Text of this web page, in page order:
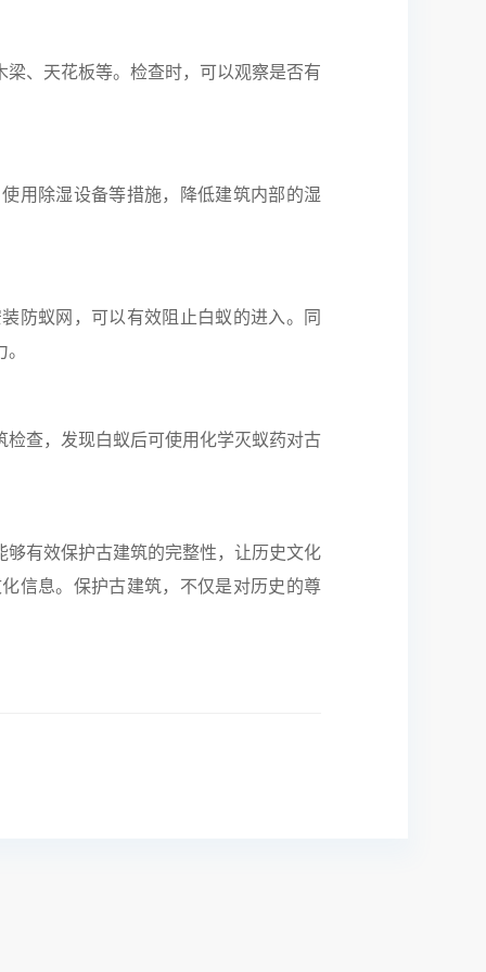
、天花板等。检查时，可以观察是否有
用除湿设备等措施，降低建筑内部的湿
防蚁网，可以有效阻止白蚁的进入。同
查，发现白蚁后可使用化学灭蚁药对古
有效保护古建筑的完整性，让历史文化
信息。保护古建筑，不仅是对历史的尊